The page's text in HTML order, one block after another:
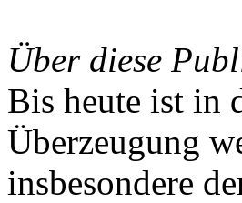
Über diese
Bis heute ist in
Überzeugung
insbesondere